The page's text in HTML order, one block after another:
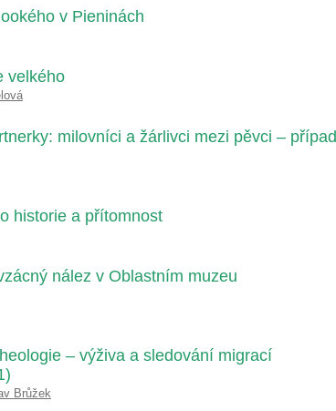
v Pieninách
velkého
milovníci a žárlivci mezi pěvci – případ
historie a přítomnost
nález v Oblastním muzeu
– výživa a sledování migrací
Brůžek